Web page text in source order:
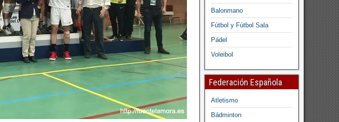
Balonmano
Fútbol y Fútbol Sala
Pádel
Voleibol
Federación Española
Atletismo
Bádminton